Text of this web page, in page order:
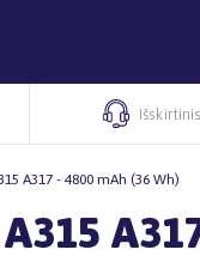
A317 - 4800 mAh (36 Wh)